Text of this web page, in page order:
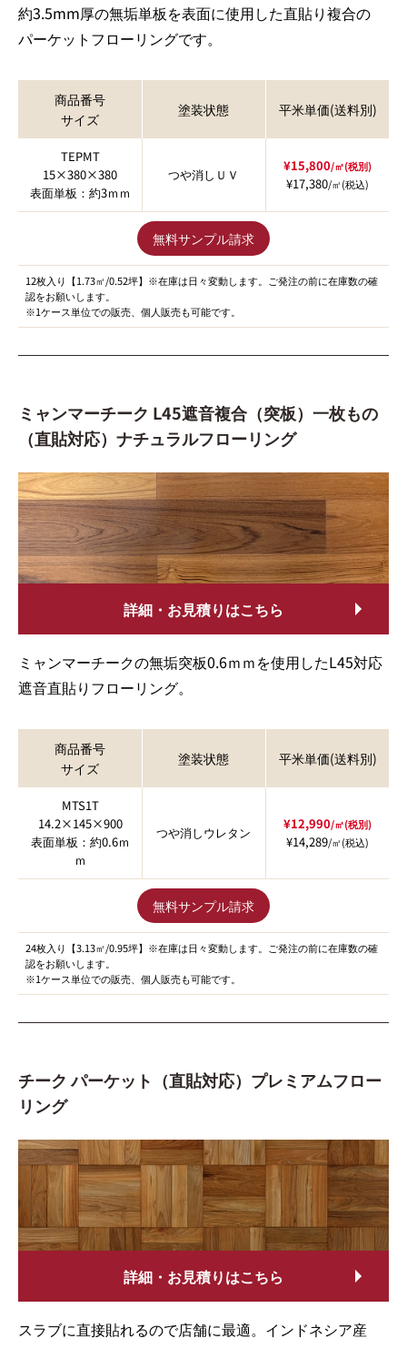
約3.5mm厚の無垢単板を表面に使用した直貼り複合の
パーケットフローリングです。
商品番号
サイズ
塗装状態 平米単価(送料別)
TEPMT
15×380×380
表面単板：約3ｍｍ
つや消しＵＶ
¥15,800/㎡(税別)
¥17,380/㎡(税込)
無料サンプル請求
12枚入り【1.73㎡/0.52坪】※在庫は日々変動します。ご発注の前に在庫数の確
認をお願いします。
※1ケース単位での販売、個人販売も可能です。
ミャンマーチーク L45遮音複合（突板）一枚もの
（直貼対応）ナチュラルフローリング
詳細・お見積りはこちら
ミャンマーチークの無垢突板0.6ｍｍを使用したL45対応
遮音直貼りフローリング。
商品番号
サイズ
塗装状態 平米単価(送料別)
MTS1T
14.2×145×900
表面単板：約0.6ｍ
ｍ
つや消しウレタン
¥12,990/㎡(税別)
¥14,289/㎡(税込)
無料サンプル請求
24枚入り【3.13㎡/0.95坪】※在庫は日々変動します。ご発注の前に在庫数の確
認をお願いします。
※1ケース単位での販売、個人販売も可能です。
チーク パーケット（直貼対応）プレミアムフロー
リング
詳細・お見積りはこちら
スラブに直接貼れるので店舗に最適。インドネシア産